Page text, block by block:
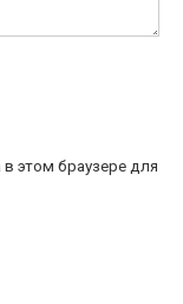
этом браузере для